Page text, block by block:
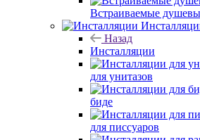
Встраиваемые
Назад
Инсталляции
для унитазов
биде
для писсуаров